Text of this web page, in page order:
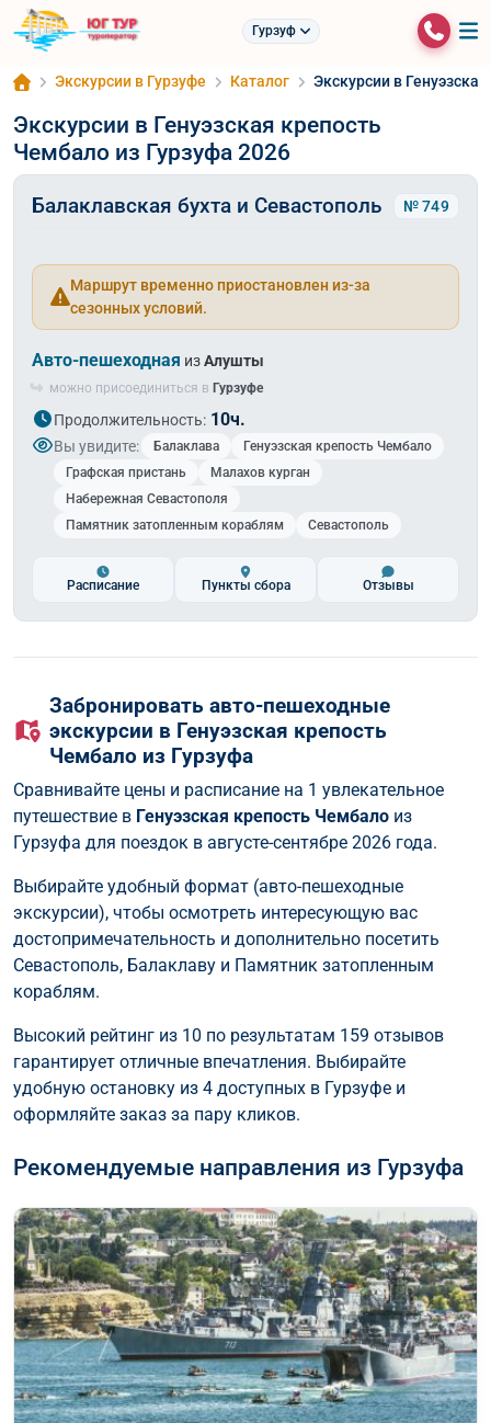
Гурзуф
Экскурсии в Гурзуфе Каталог Экскурсии в
Экскурсии в Генуэзская крепость
Чембало из Гурзуфа 2026
Балаклавская бухта и Севастополь № 749
Маршрут временно приостановлен из-за
сезонных условий.
Авто-пешеходная изАлушты
можно присоединиться в Гурзуфе
Продолжительность: 10ч.
Вы увидите: Балаклава
Генуэзская крепость Чембало
Графская пристань
Малахов курган
Набережная Севастополя
Памятник затопленным кораблям
Севастополь
Расписание Пункты сбора Отзывы
Забронировать авто-пешеходные
экскурсии в Генуэзская крепость
Чембало из Гурзуфа
Сравнивайте цены и расписание на 1 увлекательное
путешествие в Генуэзская крепость Чембало из
Гурзуфа для поездок в августе-сентябре 2026 года.
Выбирайте удобный формат (авто-пешеходные
экскурсии), чтобы осмотреть интересующую вас
достопримечательность и дополнительно посетить
Севастополь, Балаклаву и Памятник затопленным
кораблям.
Высокий рейтинг из 10 по результатам 159 отзывов
гарантирует отличные впечатления. Выбирайте
удобную остановку из 4 доступных в Гурзуфе и
оформляйте заказ за пару кликов.
Рекомендуемые направления из Гурзуфа